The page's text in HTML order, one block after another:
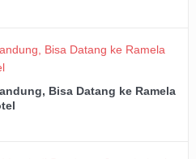
Bisa Datang ke Ramela